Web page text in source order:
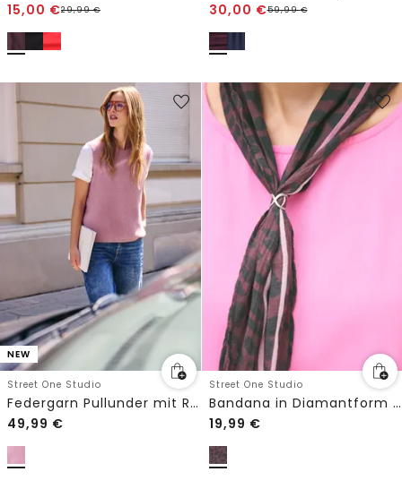
15,00 €29,99€
30,00 €59,99€
NEW
Street One Studio
Federgarn Pullunder mit Rundhals
49,99 €
Street One Studio
Bandana in Diamantform mit Ring
19,99 €